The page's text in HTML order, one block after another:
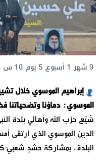
إبراهيم الموسوي خلال
الموسوي: دماؤنا وتضحياتنا
9 شهر 1 أسبوع 5 يوم 10 س 34 د 42 ث
شيّع حزب الله وأهالي بلدة
الدين الموسوي الذي ارتقى
البلدة، بمشاركة حشدٍ شعبيٍّ